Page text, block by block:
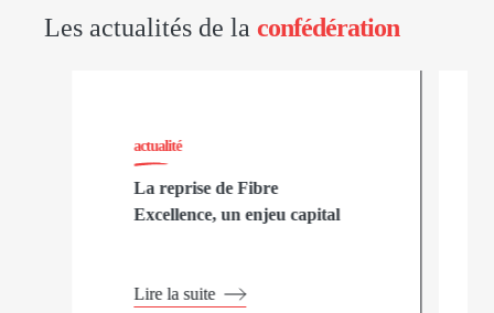
Les actualités de la confédération
actualité
La reprise de Fibre
Excellence, un enjeu capital
Lire la suite